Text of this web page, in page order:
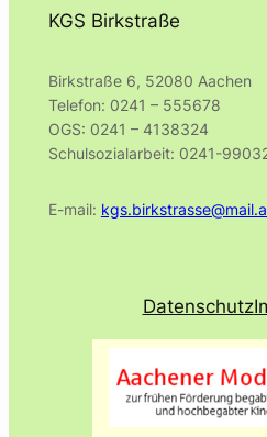
KGS Birkstraße
Birkstraße 6, 52080 Aachen
Telefon: 0241 – 555678
OGS: 0241 – 4138324
Schulsozialarbeit: 0241-
E-mail:
Datenschutz